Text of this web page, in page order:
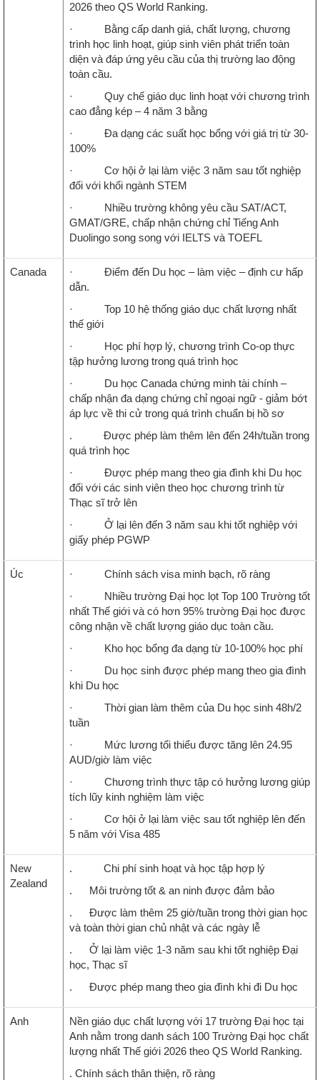
2026 theo QS World Ranking.
· Bằng cấp danh giá, chất lượng, chương
trình học linh hoạt, giúp sinh viên phát triển toàn
diện và đáp ứng yêu cầu của thị trường lao động
toàn cầu.
· Quy chế giáo dục linh hoạt với chương trình
cao đẳng kép – 4 năm 3 bằng
· Đa dạng các suất học bổng với giá trị từ 30-
100%
· Cơ hội ở lại làm việc 3 năm sau tốt nghiệp
đối với khối ngành STEM
· Nhiều trường không yêu cầu SAT/ACT,
GMAT/GRE, chấp nhận chứng chỉ Tiếng Anh
Duolingo song song với IELTS và TOEFL
Canada
· Điểm đến Du học – làm việc – định cư hấp
dẫn.
· Top 10 hệ thống giáo dục chất lượng nhất
thế giới
· Học phí hợp lý, chương trình Co-op thực
tập hưởng lương trong quá trình học
· Du học Canada chứng minh tài chính –
chấp nhận đa dạng chứng chỉ ngoại ngữ - giảm bớt
áp lực về thi cử trong quá trình chuẩn bị hồ sơ
. Được phép làm thêm lên đến 24h/tuần trong
quá trình học
· Được phép mang theo gia đình khi Du học
đối với các sinh viên theo học chương trình từ
Thạc sĩ trở lên
· Ở lại lên đến 3 năm sau khi tốt nghiệp với
giấy phép PGWP
Úc
· Chính sách visa minh bạch, rõ ràng
· Nhiều trường Đại học lọt Top 100 Trường tốt
nhất Thế giới và có hơn 95% trường Đại học được
công nhận về chất lượng giáo dục toàn cầu.
· Kho học bổng đa dạng từ 10-100% học phí
· Du học sinh được phép mang theo gia đình
khi Du học
· Thời gian làm thêm của Du học sinh 48h/2
tuần
· Mức lương tối thiểu được tăng lên 24.95
AUD/giờ làm việc
· Chương trình thực tập có hưởng lương giúp
tích lũy kinh nghiệm làm việc
· Cơ hội ở lại làm việc sau tốt nghiệp lên đến
5 năm với Visa 485
New
Zealand
. Chi phí sinh hoạt và học tập hợp lý
. Môi trường tốt & an ninh được đảm bảo
. Được làm thêm 25 giờ/tuần trong thời gian học
và toàn thời gian chủ nhật và các ngày lễ
. Ở lại làm việc 1-3 năm sau khi tốt nghiệp Đại
học, Thạc sĩ
. Được phép mang theo gia đình khi đi Du học
Anh
Nền giáo dục chất lượng với 17 trường Đại học tại
Anh nằm trong danh sách 100 Trường Đại học chất
lượng nhất Thế giới 2026 theo QS World Ranking.
. Chính sách thân thiện, rõ ràng